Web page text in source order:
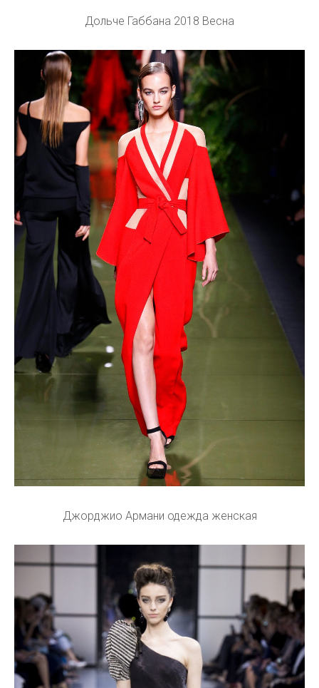
Дольче Габбана 2018 Весна
Джорджио Армани одежда женская